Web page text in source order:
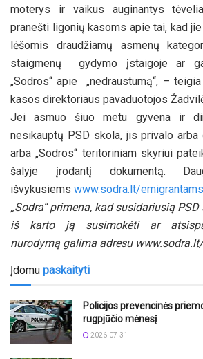
moterys ir vaikus auginantys
pranešti ligonių kasoms apie tai, kad
lėšomis draudžiamų asmenų
staigmenų gydymo įstaigoje ar
„Sodros“ apie „nedraustumą“, –
kasos direktoriaus pavaduotojos
Jei asmuo šiuo metu gyvena ir
nesikauptų PSD skola, jis privalo arba
arba „Sodros“ teritoriniam skyriui
šalyje įrodantį dokumentą.
išvykusiems www.sodra.lt/emigrantams
„Sodra“ primena, kad susidariusią
iš karto ją susimokėti ar
nurodymą galima adresu
Įdomu paskaityti
Policijos prevencinės
rugpjūčio mėnesį
2026-07-31